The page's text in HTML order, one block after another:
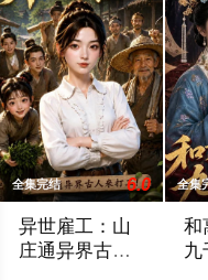
全集完结 6.0
异世雇工：山
庄通异界古人
全集
和
九